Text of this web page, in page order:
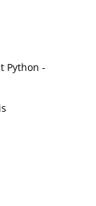
Python -